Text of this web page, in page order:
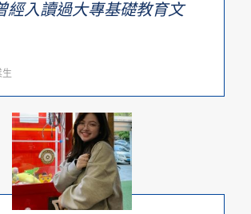
經入讀過大專基礎教育文